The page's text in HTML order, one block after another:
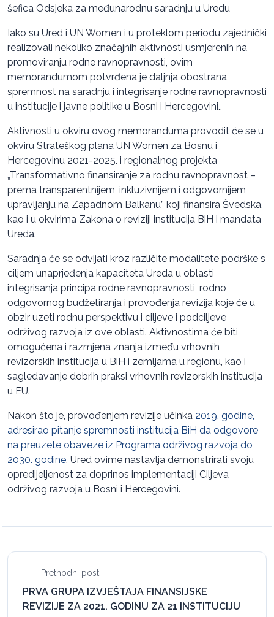
šefica Odsjeka za međunarodnu saradnju u Uredu
Iako su Ured i UN Women i u proteklom periodu zajednički
realizovali nekoliko značajnih aktivnosti usmjerenih na
promoviranju rodne ravnopravnosti, ovim
memorandumom potvrđena je daljnja obostrana
spremnost na saradnju i integrisanje rodne ravnopravnosti
u institucije i javne politike u Bosni i Hercegovini..
Aktivnosti u okviru ovog memoranduma provodit će se u
okviru Strateškog plana UN Women za Bosnu i
Hercegovinu 2021-2025. i regionalnog projekta
„Transformativno finansiranje za rodnu ravnopravnost –
prema transparentnijem, inkluzivnijem i odgovornijem
upravljanju na Zapadnom Balkanu” koji finansira Švedska,
kao i u okvirima Zakona o reviziji institucija BiH i mandata
Ureda.
Saradnja će se odvijati kroz različite modalitete podrške s
ciljem unaprjeđenja kapaciteta Ureda u oblasti
integrisanja principa rodne ravnopravnosti, rodno
odgovornog budžetiranja i provođenja revizija koje će u
obzir uzeti rodnu perspektivu i ciljeve i podciljeve
održivog razvoja iz ove oblasti. Aktivnostima će biti
omogućena i razmjena znanja između vrhovnih
revizorskih institucija u BiH i zemljama u regionu, kao i
sagledavanje dobrih praksi vrhovnih revizorskih institucija
u EU.
Nakon što je, provođenjem revizije učinka 2019. godine,
adresirao pitanje spremnosti institucija BiH da odgovore
na preuzete obaveze iz Programa održivog razvoja do
2030. godine , Ured ovime nastavlja demonstrirati svoju
opredijeljenost za doprinos implementaciji Ciljeva
održivog razvoja u Bosni i Hercegovini.
Prethodni post
PRVA GRUPA IZVJEŠTAJA FINANSIJSKE
REVIZIJE ZA 2021. GODINU ZA 21 INSTITUCIJU